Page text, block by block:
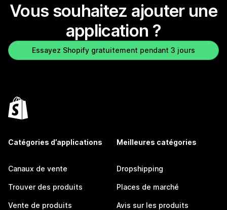
Vous souhaitez ajouter une
application ?
Essayez Shopify gratuitement pendant 3 jours
Catégories d’applications
Canaux de vente
Trouver des produits
Vente de produits
Meilleures catégories
Dropshipping
Places de marché
Avis sur les produits